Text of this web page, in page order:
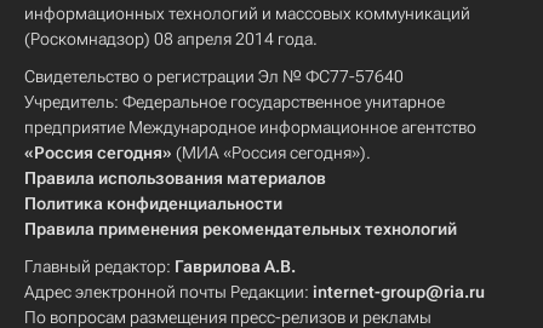
информационных технологий и массовых коммуникаций
(Роскомнадзор) 08 апреля 2014 года.
Свидетельство о регистрации Эл № ФС77-57640
Учредитель: Федеральное государственное унитарное
предприятие Международное информационное агентство
«Россия сегодня» (МИА «Россия сегодня»).
Правила использования материалов
Политика конфиденциальности
Правила применения рекомендательных технологий
Главный редактор: Гаврилова А.В.
Адрес электронной почты Редакции: internet-group@ria.ru
По вопросам размещения пресс-релизов и рекламы